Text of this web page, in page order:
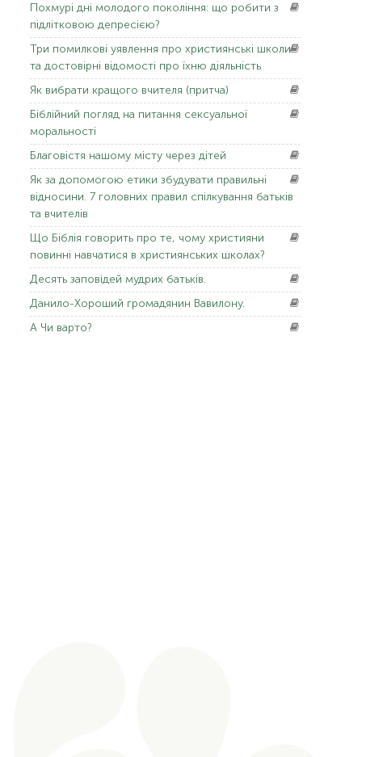
Похмурі дні молодого покоління: що робити з
підлітковою депресією?
Три помилкові уявлення про християнські школи
та достовірні відомості про їхню діяльність
Як вибрати кращого вчителя (притча)
Біблійний погляд на питання сексуальної
моральності
Благовістя нашому місту через дітей
Як за допомогою етики збудувати правильні
відносини. 7 головних правил спілкування батьків
та вчителів
Що Біблія говорить про те, чому християни
повинні навчатися в християнських школах?
Десять заповідей мудрих батьків.
Данило-Хороший громадянин Вавилону.
А Чи варто?